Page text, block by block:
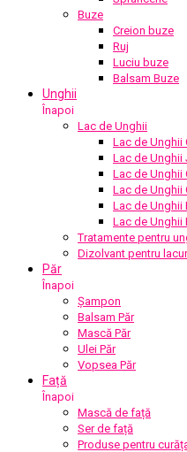
Buze
Creion buze
Ruj
Luciu buze
Balsam Buze
Unghii
Înapoi
Lac de Unghii
Lac de Unghii
Lac de Unghii
Lac de Unghii
Lac de Unghii
Lac de Unghii
Lac de Unghii
Tratamente pentru
Dizolvant pentru
Păr
Înapoi
Șampon
Balsam Păr
Mască Păr
Ulei Păr
Vopsea Păr
Față
Înapoi
Mască de față
Ser de față
Produse pentru